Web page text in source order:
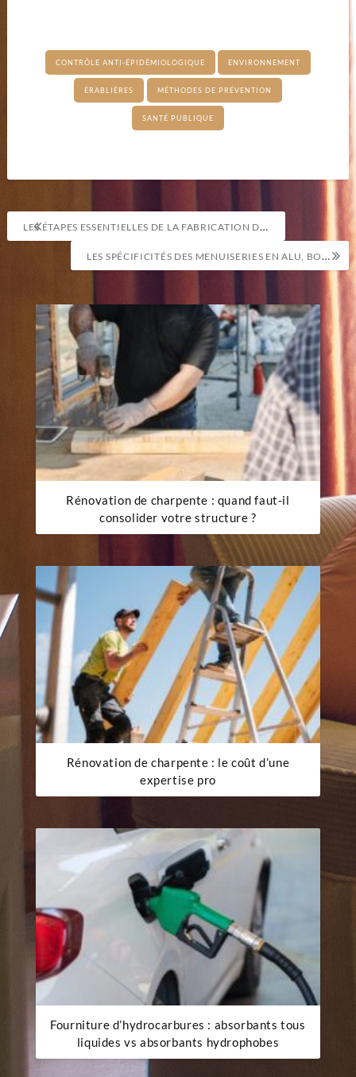
CONTRÔLE ANTI-ÉPIDÉMIOLOGIQUE ENVIRONNEMENT
ÉRABLIÈRES MÉTHODES DE PRÉVENTION
SANTÉ PUBLIQUE
Navigation
de
l’article
LES ÉTAPES ESSENTIELLES DE LA FABRICATION DE CLÔTURES ET DE PORTAILS
LES SPÉCIFICITÉS DES MENUISERIES EN ALU, BOIS ET PVC
Rénovation de charpente : quand faut-il
consolider votre structure ?
Rénovation de charpente : le coût d’une
expertise pro
Fourniture d’hydrocarbures : absorbants tous
liquides vs absorbants hydrophobes